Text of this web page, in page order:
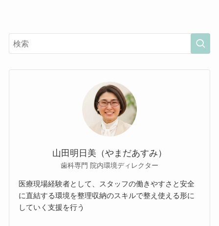
山田明日美（やまだあすみ）
歯科専門 院内環境ディレクター
医療現場経験者として、スタッフの働きやすさと安全
に直結する環境を整理収納のスキルで整え使える形に
していく支援を行う